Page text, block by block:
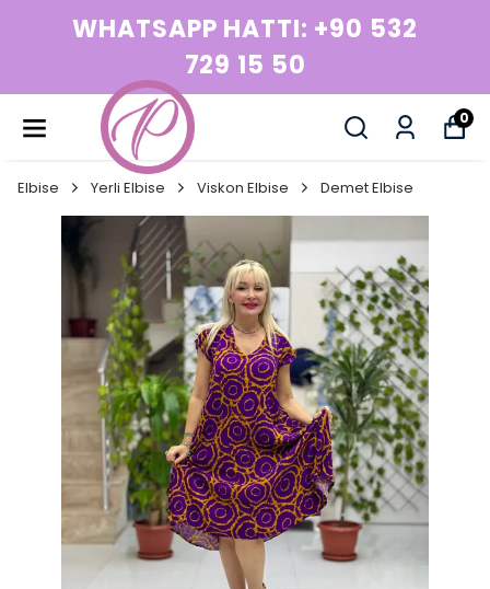
WHATSAPP HATTI: +90 532
729 15 50
0
Elbise Yerli Elbise Viskon Elbise Demet Elbise